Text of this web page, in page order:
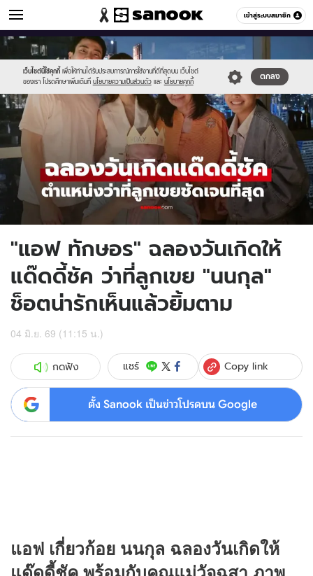
เข้าสู่ระบบสมาชิก
ข่าวบันเทิง หมวดอื่นๆ
เว็บไซต์นี้ใช้คุกกี้ เพื่อให้ท่านได้รับประสบการณ์การใช้งานที่ดีที่สุดบน เว็บไซต์
ของเรา โปรดศึกษาเพิ่มเติมที่ นโยบายความเป็นส่วนตัว และ นโยบายคุกกี้
ตกลง
Sanook
//s.isanook.com/sr/0/images/logo-
new-
sanook.png
600
60
//s.isanook.com/ns/0/ud/1978/9892454/5522992929.jpg
"แอฟ ทักษอร" ฉลองวันเกิดให้
แด๊ดดี้ชัค ว่าที่ลูกเขย "นนกุล"
ช็อตน่ารักเห็นแล้วยิ้มตาม
04 มิ.ย. 69 (11:15 น.)
กดฟัง แชร์ Copy link
ตั้ง Sanook เป็นข่าวโปรดบน Google
แอฟ เกี่ยวก้อย นนกุล ฉลองวันเกิดให้